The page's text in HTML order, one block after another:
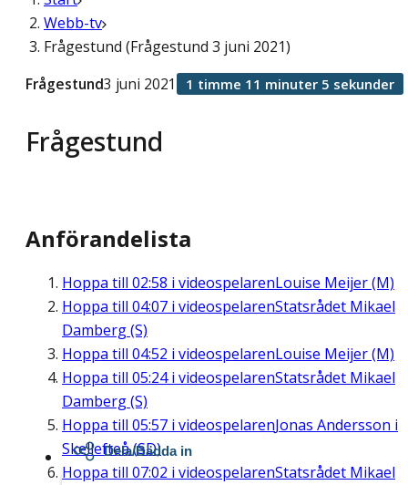
Webb-tv
Frågestund (Frågestund 3 juni 2021)
Frågestund
Frågestund3 juni 2021 1 timme 11 minuter 5 sekunder
Anförandelista
Hoppa till 02:58 i videospelarenLouise Meijer (M)
Hoppa till 04:07 i videospelarenStatsrådet Mikael
Damberg (S)
Hoppa till 04:52 i videospelarenLouise Meijer (M)
Hoppa till 05:24i videospelarenStatsrådet Mikael
Damberg (S)
Hoppa till 05:57 i videospelarenJonas Andersson i
Skellefteå (SD)
Hoppa till 07:02 i videospelarenStatsrådet Mikael
Dela/Bädda in